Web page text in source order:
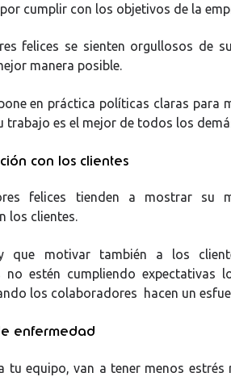
cumplir con los objetivos de la
felices se sienten orgullosos de
manera posible.
en práctica políticas claras para
trabajo es el mejor de todos los
con los clientes
felices tienden a mostrar su
los clientes.
que motivar también a los
no estén cumpliendo
los colaboradores hacen un
enfermedad
tu equipo, van a tener menos